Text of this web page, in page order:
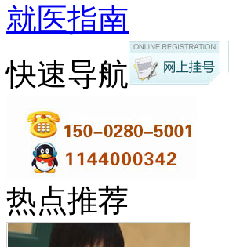
就医指南
快速导航
热点推荐